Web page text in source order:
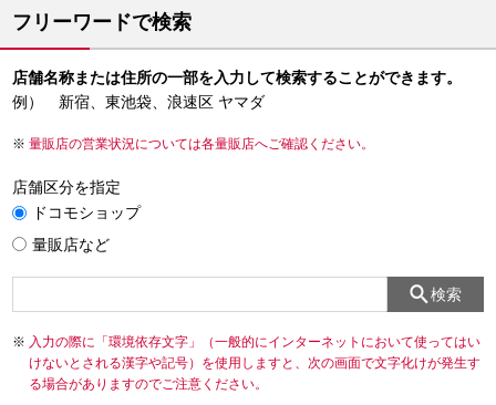
フリーワードで検索
店舗名称または住所の一部を入力して検索することができます。
例） 新宿、東池袋、浪速区 ヤマダ
量販店の営業状況については各量販店へご確認ください。
店舗区分を指定
ドコモショップ
量販店など
検索
入力の際に「環境依存文字」（一般的にインターネットにおいて使ってはい
けないとされる漢字や記号）を使用しますと、次の画面で文字化けが発生す
る場合がありますのでご注意ください。